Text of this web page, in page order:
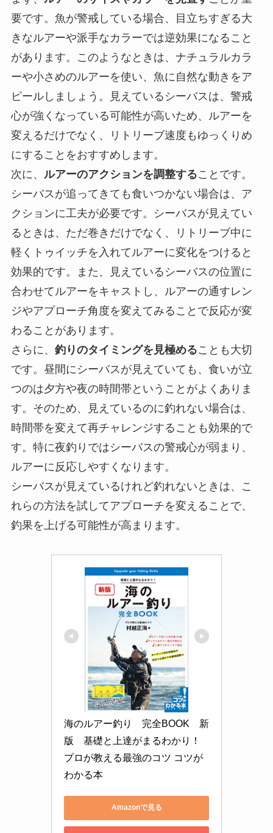
要です。魚が警戒している場合、目立ちすぎる大
きなルアーや派手なカラーでは逆効果になること
があります。このようなときは、ナチュラルカラ
ーや小さめのルアーを使い、魚に自然な動きをア
ピールしましょう。見えているシーバスは、警戒
心が強くなっている可能性が高いため、ルアーを
変えるだけでなく、リトリーブ速度もゆっくりめ
にすることをおすすめします。
次に、 ルアーのアクションを調整することです。
シーバスが追ってきても食いつかない場合は、ア
クションに工夫が必要です。シーバスが見えてい
るときは、ただ巻きだけでなく、リトリーブ中に
軽くトゥイッチを入れてルアーに変化をつけると
効果的です。また、見えているシーバスの位置に
合わせてルアーをキャストし、ルアーの通すレン
ジやアプローチ角度を変えてみることで反応が変
わることがあります。
さらに、 釣りのタイミングを見極めることも大切
です。昼間にシーバスが見えていても、食いが立
つのは夕方や夜の時間帯ということがよくありま
す。そのため、見えているのに釣れない場合は、
時間帯を変えて再チャレンジすることも効果的で
す。特に夜釣りではシーバスの警戒心が弱まり、
ルアーに反応しやすくなります。
シーバスが見えているけれど釣れないときは、こ
れらの方法を試してアプローチを変えることで、
釣果を上げる可能性が高まります。
海のルアー釣り　完全BOOK　新
版　基礎と上達がまるわかり！
プロが教える最強のコツ コツが
わかる本
Amazonで見る